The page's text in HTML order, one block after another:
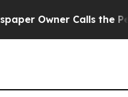
Owner Calls the